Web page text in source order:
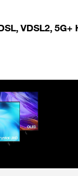
VDSL2, 5G+